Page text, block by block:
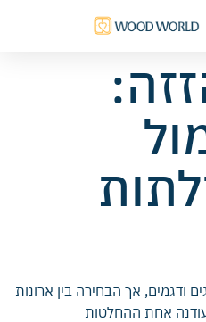
ודגמים, אך הבחירה בין ארונות
עודנה אחת ההחלטות